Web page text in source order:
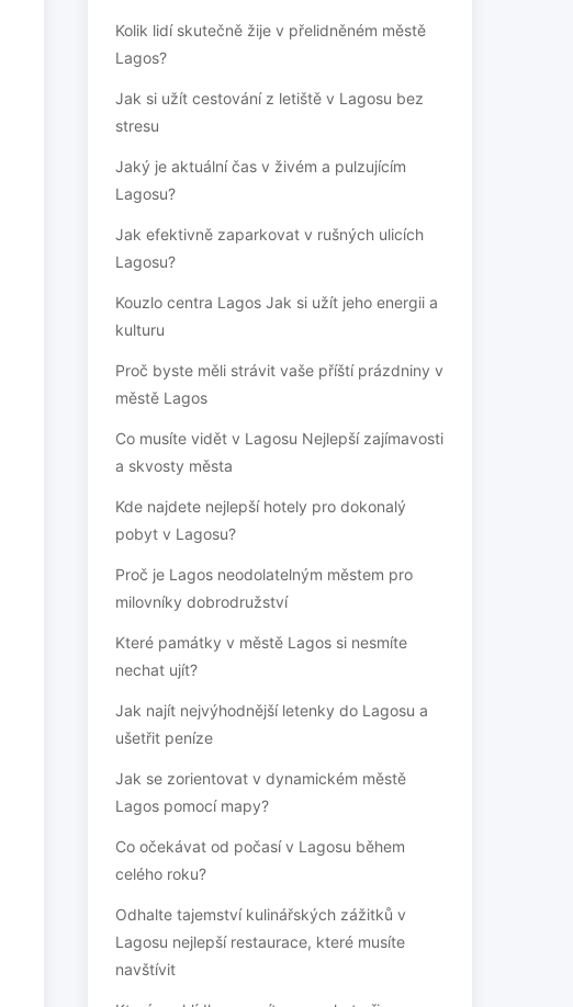
Kolik lidí skutečně žije v přelidněném městě
Lagos?
Jak si užít cestování z letiště v Lagosu bez
stresu
Jaký je aktuální čas v živém a pulzujícím
Lagosu?
Jak efektivně zaparkovat v rušných ulicích
Lagosu?
Kouzlo centra Lagos Jak si užít jeho energii a
kulturu
Proč byste měli strávit vaše příští prázdniny v
městě Lagos
Co musíte vidět v Lagosu Nejlepší zajímavosti
a skvosty města
Kde najdete nejlepší hotely pro dokonalý
pobyt v Lagosu?
Proč je Lagos neodolatelným městem pro
milovníky dobrodružství
Které památky v městě Lagos si nesmíte
nechat ujít?
Jak najít nejvýhodnější letenky do Lagosu a
ušetřit peníze
Jak se zorientovat v dynamickém městě
Lagos pomocí mapy?
Co očekávat od počasí v Lagosu během
celého roku?
Odhalte tajemství kulinářských zážitků v
Lagosu nejlepší restaurace, které musíte
navštívit